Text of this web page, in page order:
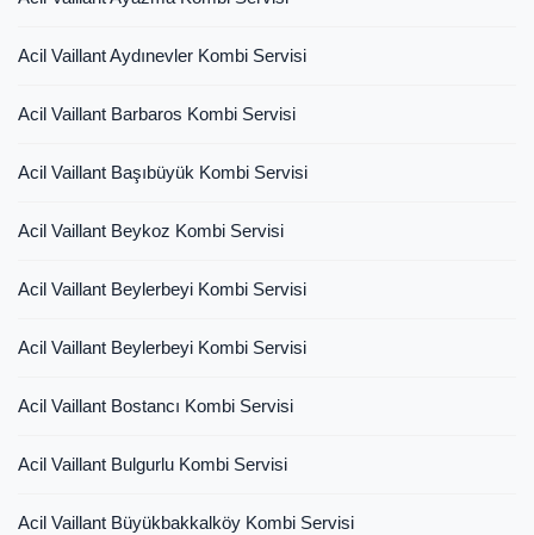
Acil Vaillant Aydınevler Kombi Servisi
Acil Vaillant Barbaros Kombi Servisi
Acil Vaillant Başıbüyük Kombi Servisi
Acil Vaillant Beykoz Kombi Servisi
Acil Vaillant Beylerbeyi Kombi Servisi
Acil Vaillant Beylerbeyi Kombi Servisi
Acil Vaillant Bostancı Kombi Servisi
Acil Vaillant Bulgurlu Kombi Servisi
Acil Vaillant Büyükbakkalköy Kombi Servisi